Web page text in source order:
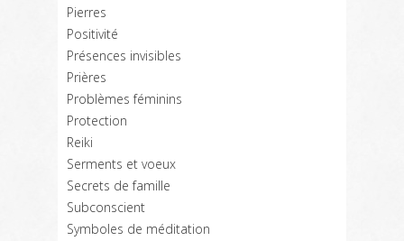
Pierres
Positivité
Présences invisibles
Prières
Problèmes féminins
Protection
Reiki
Serments et voeux
Secrets de famille
Subconscient
Symboles de méditation